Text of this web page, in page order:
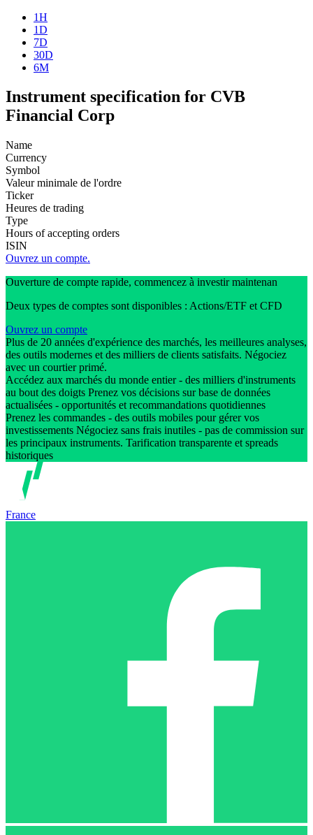
1H
1D
7D
30D
6M
Instrument specification for CVB
Financial Corp
Name
Currency
Symbol
Valeur minimale de l'ordre
Ticker
Heures de trading
Type
Hours of accepting orders
ISIN
Ouvrez un compte.
Ouverture de compte rapide, commencez à investir maintenan
Deux types de comptes sont disponibles : Actions/ETF et CFD
Ouvrez un compte
Plus de 20 années d'expérience des marchés, les meilleures analyses,
des outils modernes et des milliers de clients satisfaits. Négociez
avec un courtier primé.
Accédez aux marchés du monde entier - des milliers d'instruments
au bout des doigts Prenez vos décisions sur base de données
actualisées - opportunités et recommandations quotidiennes
Prenez les commandes - des outils mobiles pour gérer vos
investissements Négociez sans frais inutiles - pas de commission sur
les principaux instruments. Tarification transparente et spreads
historiques
France